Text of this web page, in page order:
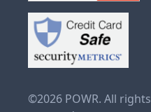
©2026 POWR. All rights